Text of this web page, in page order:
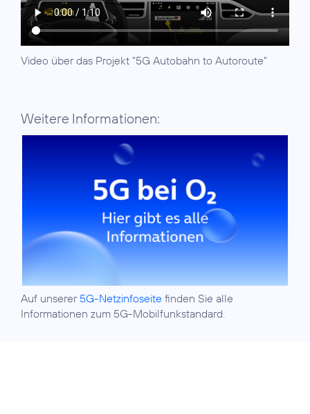
Video über das Projekt "5G Autobahn to Autoroute"
Weitere Informationen:
Auf unserer 5G-Netzinfoseite finden Sie alle
Informationen zum 5G-Mobilfunkstandard.